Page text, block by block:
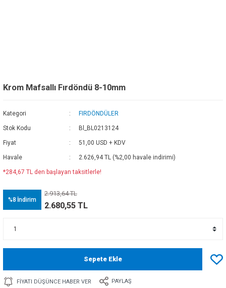
Krom Mafsallı Fırdöndü 8-10mm
Kategori FIRDÖNDÜLER
Stok Kodu Bl_BL0213124
Fiyat 51,00 USD + KDV
Havale 2.626,94 TL (%2,00 havale indirimi)
*284,67 TL den başlayan taksitlerle!
%8 İndirim
2.913,64 TL
2.680,55 TL
Sepete Ekle
FIYATI DÜŞÜNCE HABER VER PAYLAŞ